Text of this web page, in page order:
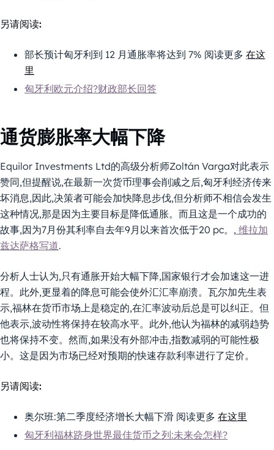
另请阅读:
部长预计匈牙利到 12 月通胀率将达到 7% 阅读更多 在这
里
匈牙利欧元介绍?财政部长回答
通货膨胀率大幅下降
Equilor Investments Ltd的高级分析师Zoltán Varga对此表示
赞同,但提醒说,在最新一次货币理事会削减之后,匈牙利经济传来
坏消息,因此,决策者可能会加快降息步伐,但分析师不相信会发生
这种情况,那是因为主要目标是降低通胀。而且这是一个成功的
故事,因为7月份其利率自去年9月以来首次低于20 pc。, 维拉加
兹达萨格写道.
分析人士认为,只有通胀开始大幅下降,国家银行才会加速这一进
程。此外,更显着的降息可能会使外汇汇率崩溃。瓦尔加先生表
示,福林在货币市场上是稳定的,在汇率波动后总是可以纠正。但
他表示,波动性将保持在较高水平。此外,他认为福林的减弱趋势
也将保持不变。然而,如果没有外部冲击,指数减弱的可能性极
小。这是因为市场已经对预期的快速存款利率进行了定价。
另请阅读:
奥尔班:第二季度经济增长大幅下滑 阅读更多 在这里
匈牙利福林跻身世界最佳货币之列:未来会怎样?